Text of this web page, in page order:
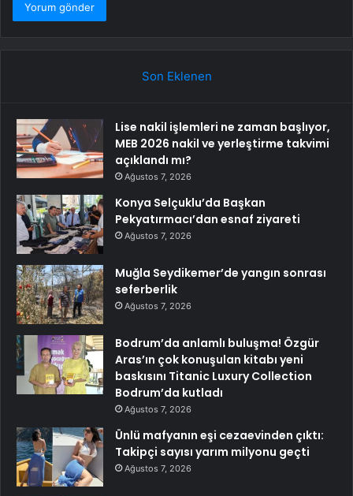
Son Eklenen
Lise nakil işlemleri ne zaman başlıyor,
MEB 2026 nakil ve yerleştirme takvimi
açıklandı mı?
Ağustos 7, 2026
Konya Selçuklu’da Başkan
Pekyatırmacı’dan esnaf ziyareti
Ağustos 7, 2026
Muğla Seydikemer’de yangın sonrası
seferberlik
Ağustos 7, 2026
Bodrum’da anlamlı buluşma! Özgür
Aras’ın çok konuşulan kitabı yeni
baskısını Titanic Luxury Collection
Bodrum’da kutladı
Ağustos 7, 2026
Ünlü mafyanın eşi cezaevinden çıktı:
Takipçi sayısı yarım milyonu geçti
Ağustos 7, 2026